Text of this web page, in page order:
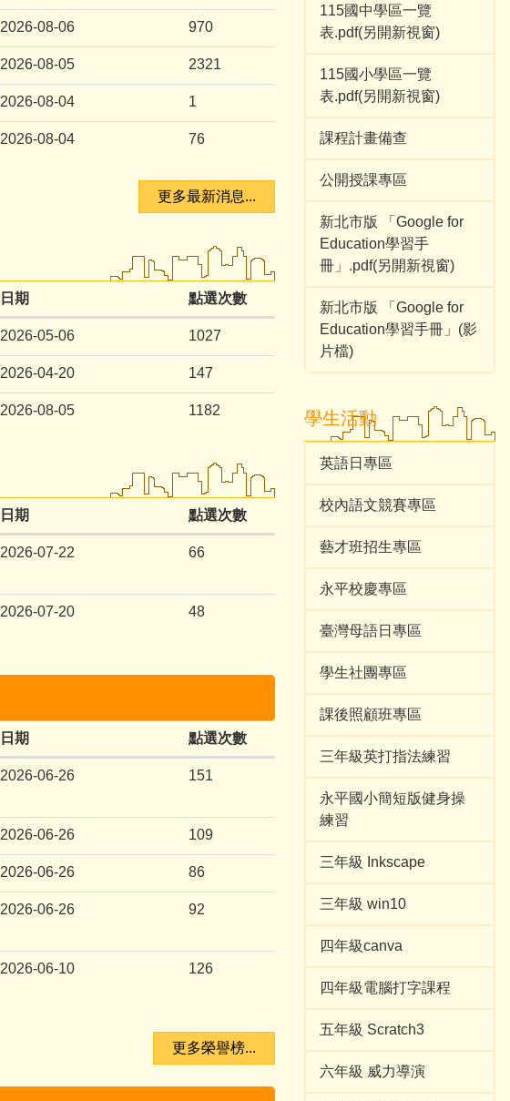
2026-08-06 970
2026-08-05 2321
2026-08-04 1
2026-08-04 76
更多最新消息...
日期 點選次數
2026-05-06 1027
2026-04-20 147
2026-08-05 1182
日期 點選次數
2026-07-22 66
2026-07-20 48
日期 點選次數
2026-06-26 151
2026-06-26 109
2026-06-26 86
2026-06-26 92
2026-06-10 126
更多榮譽榜...
115國中學區一覽
表.pdf(另開新視窗)
115國小學區一覽
表.pdf(另開新視窗)
課程計畫備查
公開授課專區
新北市版 「Google for
Education學習手
冊」.pdf(另開新視窗)
新北市版 「Google for
Education學習手冊」(影
片檔)
學生活動
英語日專區
校內語文競賽專區
藝才班招生專區
永平校慶專區
臺灣母語日專區
學生社團專區
課後照顧班專區
三年級英打指法練習
永平國小簡短版健身操
練習
三年級 Inkscape
三年級 win10
四年級canva
四年級電腦打字課程
五年級 Scratch3
六年級 威力導演